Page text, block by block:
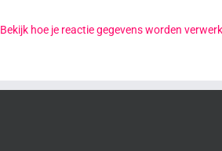
Bekijk hoe je reactie gegevens worden